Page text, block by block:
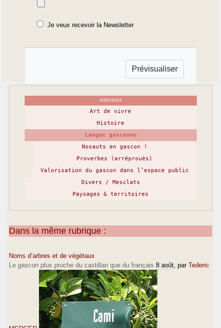
Je veux recevoir la Newsletter
RUBRIQUES
Art de vivre
Histoire
Langue gasconne
Nosauts en gascon !
Proverbes (arréprouès)
Valorisation du gascon dans l’espace public
Divers / Mesclats
Paysages & territoires
Dans la même rubrique :
Noms d’arbres et de végétaux
Le gascon plus proche du castillan que du français 8 août , par Tederic